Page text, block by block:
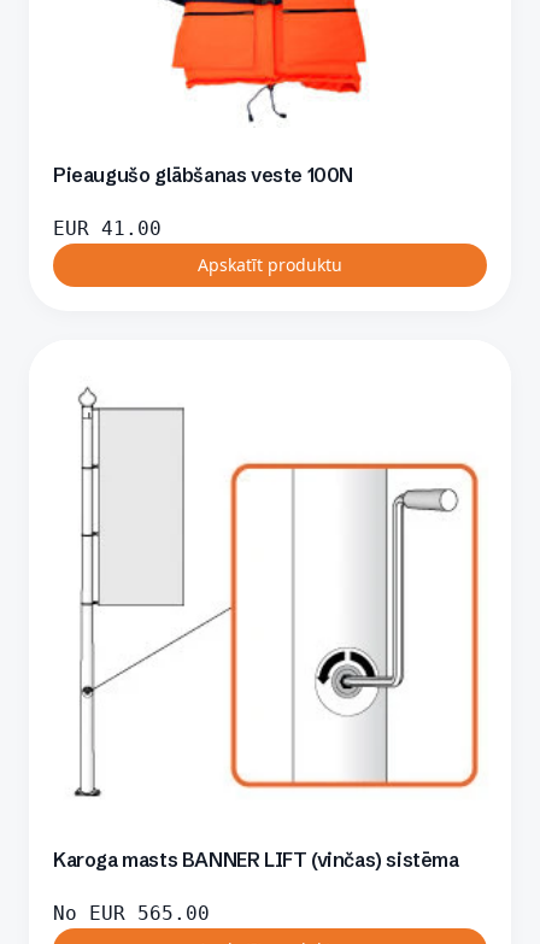
Pieaugušo glābšanas veste 100N
EUR 41.00
Apskatīt produktu
Karoga masts BANNER LIFT (vinčas) sistēma
No EUR 565.00